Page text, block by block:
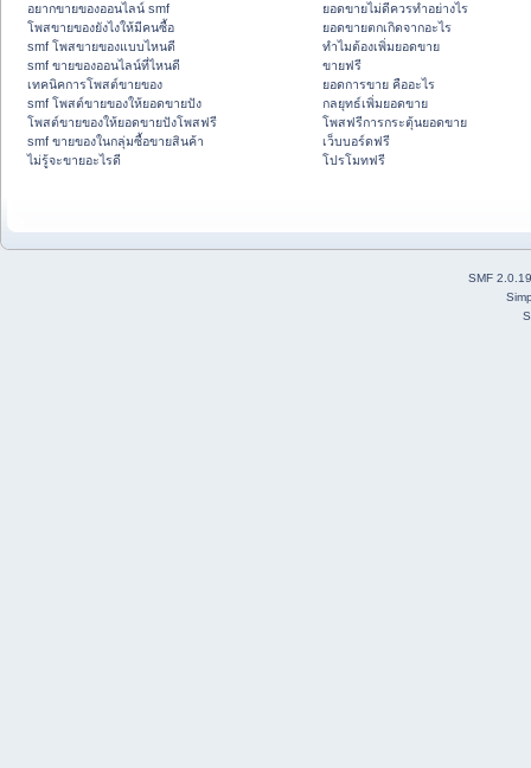
อยากขายของออนไลน์ smf
โพสขายของยังไงให้มีคนซื้อ
smf โพสขายของแบบไหนดี
smf ขายของออนไลน์ที่ไหนดี
เทคนิคการโพสต์ขายของ
smf โพสต์ขายของให้ยอดขายปัง
โพสต์ขายของให้ยอดขายปังโพสฟรี
smf ขายของในกลุ่มซื้อขายสินค้า
ไม่รู้จะขายอะไรดี
ยอดขายไม่ดีควรทำอย่างไร
ยอดขายตกเกิดจากอะไร
ทำไมต้องเพิ่มยอดขาย
ขายฟรี
ยอดการขาย คืออะไร
กลยุทธ์เพิ่มยอดขาย
โพสฟรีการกระตุ้นยอดขาย
เว็บบอร์ดฟรี
โปรโมทฟรี
SMF 2.0.19